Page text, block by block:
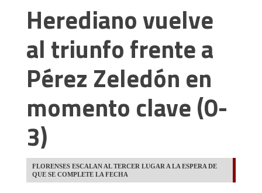
Herediano vuelve
al triunfo frente a
Pérez Zeledón en
momento clave (0-
3)
FLORENSES ESCALAN AL TERCER LUGAR A LA ESPERA DE
QUE SE COMPLETE LA FECHA